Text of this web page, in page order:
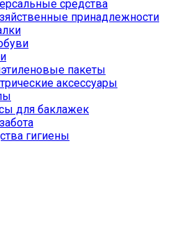
средства
принадлежности
пакеты
аксессуары
для баклажек
гигиены